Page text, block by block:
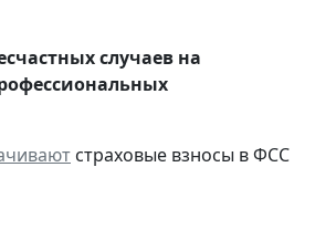
случаев на
страховые взносы в ФСС